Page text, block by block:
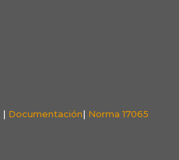
| Documentación| Norma 17065